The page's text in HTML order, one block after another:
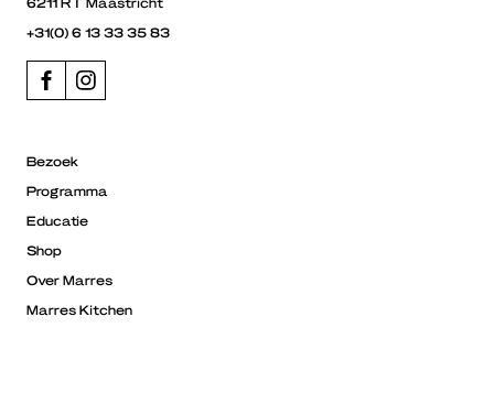
+31(0) 6 13 33 35 83
Bezoek
Programma
Educatie
Shop
Over Marres
Marres Kitchen